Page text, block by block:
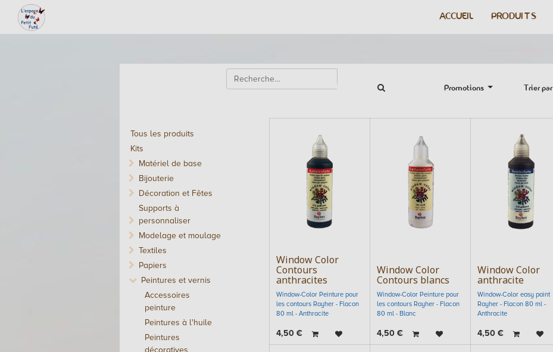
ACCUEIL PRODUITS
Promotions Trier par
Tous les produits
Kits
Matériel de base
Bijouterie
Décoration et Fêtes
Supports à
personnaliser
Modelage et moulage
Textiles
Papiers
Peintures et vernis
Accessoires
peinture
Peintures à l'huile
Peintures
décoratives
Window Color
Contours
anthracites
Window-Color Peinture pour
les contours Rayher - Flacon
80 ml - Anthracite
4,50€
Window Color
Contours blancs
Window-Color Peinture pour
les contours Rayher - Flacon
80 ml - Blanc
4,50€
Window Color
anthracite
Window-Color easy paint
Rayher - Flacon 80 ml -
Anthracite
4,50€